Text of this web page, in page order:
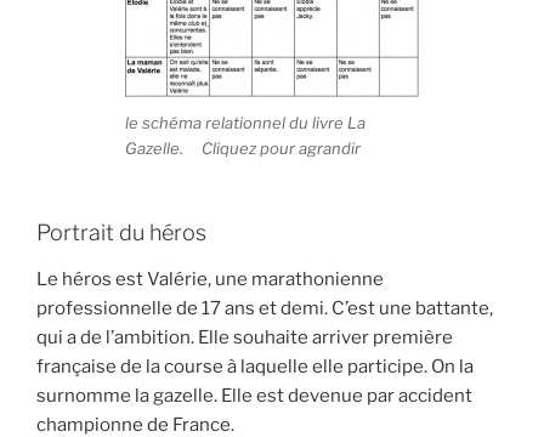
le schéma relationnel du livre La
Gazelle. Cliquez pour agrandir
Portrait du héros
Le héros est Valérie, une marathonienne
professionnelle de 17 ans et demi. C’est une battante,
qui a de l’ambition. Elle souhaite arriver première
française de la course à laquelle elle participe. On la
surnomme la gazelle. Elle est devenue par accident
championne de France.